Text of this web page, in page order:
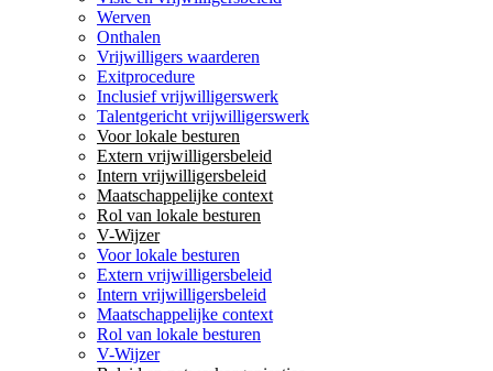
Werven
Onthalen
Vrijwilligers waarderen
Exitprocedure
Inclusief vrijwilligerswerk
Talentgericht vrijwilligerswerk
Voor lokale besturen
Extern vrijwilligersbeleid
Intern vrijwilligersbeleid
Maatschappelijke context
Rol van lokale besturen
V-Wijzer
Voor lokale besturen
Extern vrijwilligersbeleid
Intern vrijwilligersbeleid
Maatschappelijke context
Rol van lokale besturen
V-Wijzer